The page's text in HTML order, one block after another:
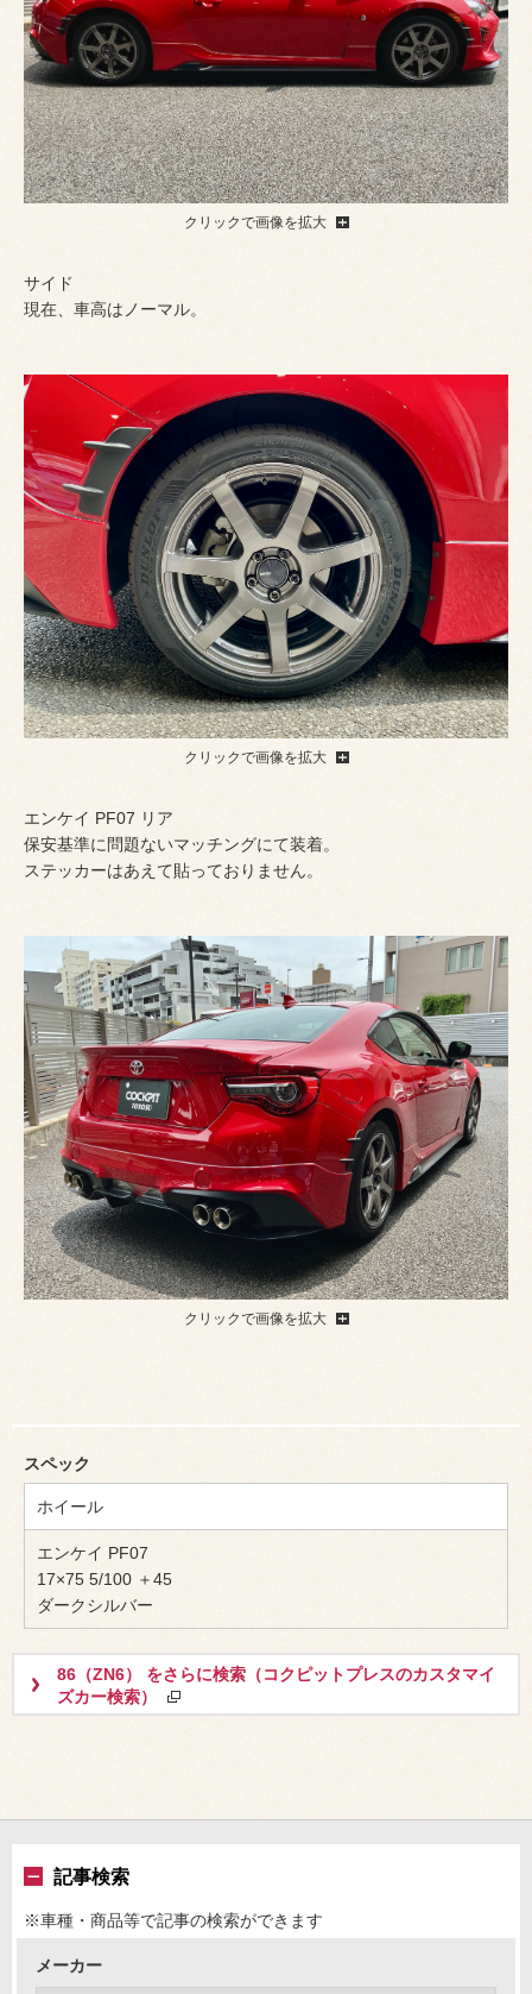
クリックで画像を拡大
サイド
現在、車高はノーマル。
クリックで画像を拡大
エンケイ PF07 リア
保安基準に問題ないマッチングにて装着。
ステッカーはあえて貼っておりません。
クリックで画像を拡大
スペック
ホイール
エンケイ PF07
17×75 5/100 ＋45
ダークシルバー
86（ZN6） をさらに検索（コクピットプレスのカスタマイ
ズカー検索）
記事検索
※車種・商品等で記事の検索ができます
メーカー